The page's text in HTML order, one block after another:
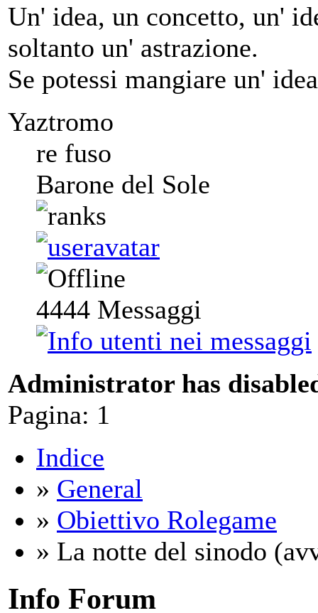
Un' idea, un concetto, un'
soltanto un' astrazione.
Se potessi mangiare un'
Yaztromo
re fuso
Barone del Sole
4444 Messaggi
Administrator has
Pagina: 1
Indice
» General
» Obiettivo Rolegame
» La notte del sinodo
Info Forum